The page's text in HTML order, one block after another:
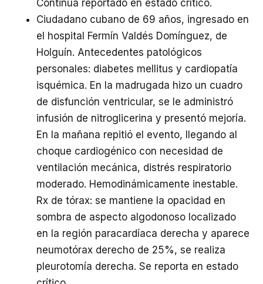
Continúa reportado en estado crítico.
Ciudadano cubano de 69 años, ingresado en
el hospital Fermín Valdés Domínguez, de
Holguín. Antecedentes patológicos
personales: diabetes mellitus y cardiopatía
isquémica. En la madrugada hizo un cuadro
de disfunción ventricular, se le administró
infusión de nitroglicerina y presentó mejoría.
En la mañana repitió el evento, llegando al
choque cardiogénico con necesidad de
ventilación mecánica, distrés respiratorio
moderado. Hemodinámicamente inestable.
Rx de tórax: se mantiene la opacidad en
sombra de aspecto algodonoso localizado
en la región paracardíaca derecha y aparece
neumotórax derecho de 25%, se realiza
pleurotomía derecha. Se reporta en estado